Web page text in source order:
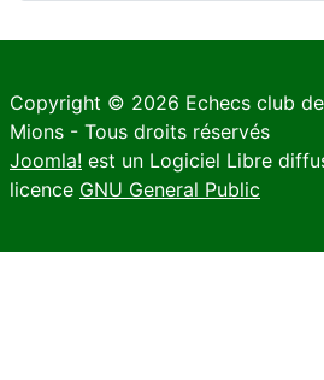
Copyright © 2026 Echecs club
Mions - Tous droits réservés
Joomla! est un Logiciel Libre
licence GNU General Public